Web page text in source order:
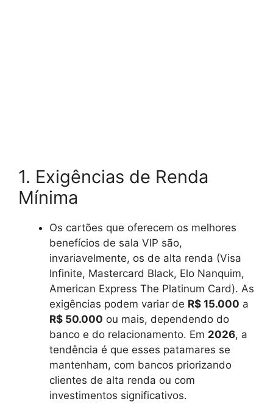
1. Exigências de Renda
Mínima
Os cartões que oferecem os melhores
benefícios de sala VIP são,
invariavelmente, os de alta renda (Visa
Infinite, Mastercard Black, Elo Nanquim,
American Express The Platinum Card). As
exigências podem variar de R$ 15.000 a
R$ 50.000 ou mais, dependendo do
banco e do relacionamento. Em 2026, a
tendência é que esses patamares se
mantenham, com bancos priorizando
clientes de alta renda ou com
investimentos significativos.